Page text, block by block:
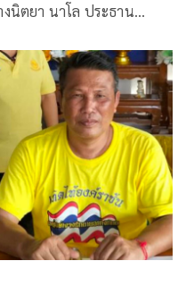
นิตยา นาโล ประธาน
ดา รองนายก อบต.เหล่า นาย